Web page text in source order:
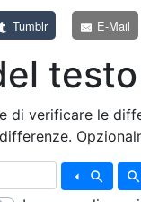
Tumblr E-Mail
testo
di verificare le
arrow_left search search